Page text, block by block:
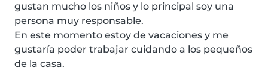
gustan mucho los niños y lo principal soy una
persona muy responsable.
En este momento estoy de vacaciones y me
gustaría poder trabajar cuidando a los pequeños
de la casa.